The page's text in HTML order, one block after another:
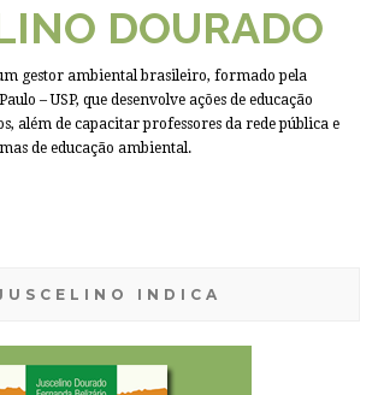
DOURADO
gestor ambiental brasileiro, formado pela
– USP, que desenvolve ações de educação
além de capacitar professores da rede pública e
de educação ambiental.
INDICA